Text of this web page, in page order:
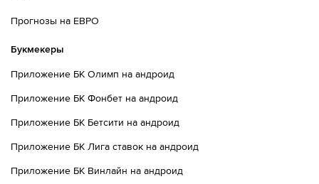
76´ Валенсия совершает вбрасывание на половине поля
поля противника
сыграл. Nobel Mendy пострадал.
Прогнозы на ЕВРО
Букмекеры
Приложение БК Олимп на андроид
Приложение БК Фонбет на андроид
Приложение БК Бетсити на андроид
Приложение БК Лига ставок на андроид
Приложение БК Винлайн на андроид